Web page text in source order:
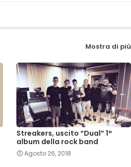
Mostra di più
Streakers, uscito “Dual” 1°
album della rock band
Agosto 26, 2018